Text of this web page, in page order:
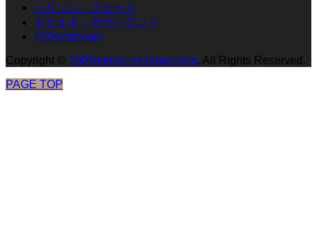
ハリソン・フォード
ドナルド・サザーランド
100Actor.com
Copyright © 100TommyLeeJones.com. All Rights Reserved.
PAGE TOP